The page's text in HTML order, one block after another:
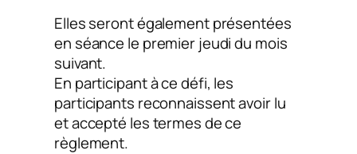
Elles seront également présentées
en séance le premier jeudi du mois
suivant.
En participant à ce défi, les
participants reconnaissent avoir lu
et accepté les termes de ce
règlement.